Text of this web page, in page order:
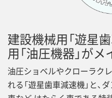
建設機械用「遊星
用「油圧機器」がメ
油圧ショベルやクローラク
れる「遊星歯車減速機」と、